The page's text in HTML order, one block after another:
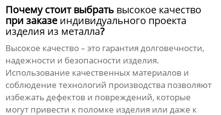
Почему стоит выбрать высокое качество
при заказе индивидуального проекта
изделия из металла?
Высокое качество– это гарантия долговечности,
надежности и безопасности изделия.
Использование качественных материалов и
соблюдение технологий производства позволяют
избежать дефектов и повреждений, которые
могут привести к поломке изделия или даже к